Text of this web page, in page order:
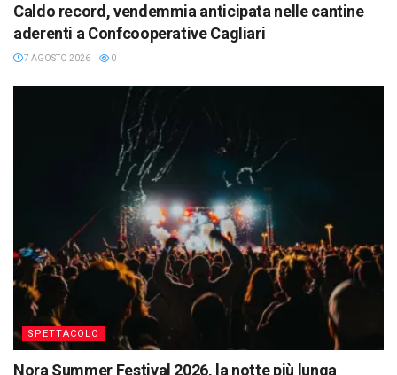
Caldo record, vendemmia anticipata nelle cantine
aderenti a Confcooperative Cagliari
7 AGOSTO 2026 0
SPETTACOLO
Nora Summer Festival 2026, la notte più lunga